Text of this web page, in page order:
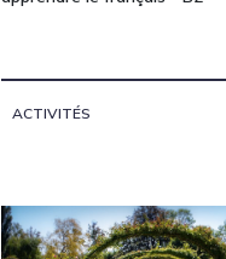
ACTIVITÉS